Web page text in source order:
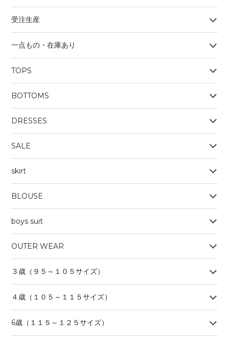
受注生産
一点もの・在庫あり
TOPS
BOYS
OUTERWEAR
Tシャツ
BOTTOMS
BOYS
DRESSES
SALE
skirt
BLOUSE
boys suit
OUTER WEAR
３歳（９５～１０５サイズ）
４歳（１０５～１１５サイズ）
6歳（１１５～１２５サイズ）